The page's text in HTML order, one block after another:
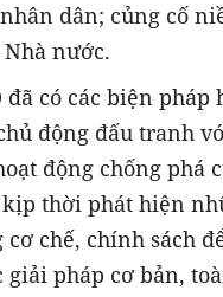
dân; củng cố
nước.
có các biện pháp
động đấu tranh
động chống phá
thời phát hiện
chế, chính sách
giải pháp cơ bản,